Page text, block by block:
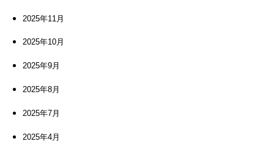
2025年11月
2025年10月
2025年9月
2025年8月
2025年7月
2025年4月